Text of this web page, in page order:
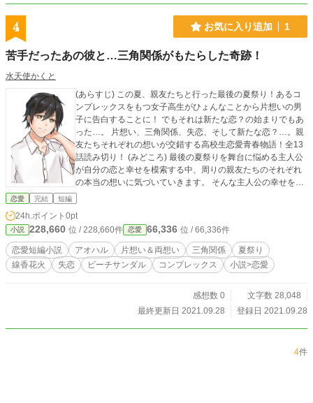
4 お気に入り追加 1
苦手だったあの彼と…三角関係がもたらした奇跡！
水天使かくと
(あらすじ) この夏、親友たちと行った最後の夏祭り！あるコ
ンプレックスをもつ女子高生がひょんなことから片想いの男
子に告白することに！ でもそれは新たな恋？の始まりでもあ
った…。 片想い、三角関係、失恋、そして新たな恋？…。親
友たちそれぞれの想いが交錯する高校生恋愛青春物語！全13
話読み切り！ (みどころ) 最後の夏祭りを舞台に悩める主人公
が自分の恋と幸せを模索する中、周りの親友たちのそれぞれ
の本当の想いに気づいていきます。 そんな主人公の幸せを一
緒に導く重要なアイテムや設定が出てきますがあなたはいく
お読みいただくとより一層面白い作品になるかと思います！
(作者から一言) 今回、個性的な登場人物がたくさんでてきま
すがあなたのお好みを見つけるのも楽しくなるのではないで
しょうか！ また名前、あだな等名称の切り替わりがあります
ので、それぞれの名前をインプットしていただいた上で読み
ての学生さんのあなた…大切な青春時代の思い出を今1度…思
い返していただけたのならこの上ない幸せです！ ※読み終わ
恋愛 完結 短編
24h.ポイント 0pt
小説 228,660 位 / 228,660件 恋愛 66,336 位 / 66,336件
恋愛短編小説 アオハル 片想い＆両想い 三角関係
夏祭り
線香花火
失恋 ビーチサンダル コンプレックス 小説>恋愛
感想数 0
文字数 28,048
最終更新日 2021.09.28
登録日 2021.09.28
4件